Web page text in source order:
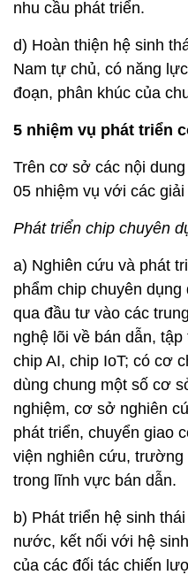
nhu cầu phát triển.
d) Hoàn thiện hệ sinh
Nam tự chủ, có năng
đoạn, phân khúc của
5 nhiệm vụ phát triển
Trên cơ sở các nội
05 nhiệm vụ với các
Phát triển chip chuyên
a) Nghiên cứu và phát
phẩm chip chuyên
qua đầu tư vào các
nghệ lõi về bán dẫn,
chip AI, chip IoT; có cơ
dùng chung một số cơ
nghiệm, cơ sở nghiên
phát triển, chuyển giao
viện nghiên cứu, trường
trong lĩnh vực bán dẫn.
b) Phát triển hệ sinh
nước, kết nối với hệ
của các đối tác chiến